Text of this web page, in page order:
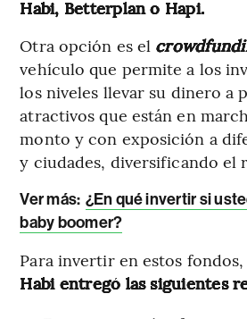
Habi, Betterplan o Hapi.
Otra opción es el
vehículo que permite a los
los niveles llevar su dinero a
atractivos que están en
monto y con exposición a
y ciudades, diversificando el
Ver más: ¿En qué invertir si
baby boomer?
Para invertir en estos fondos,
Habi entregó las siguientes